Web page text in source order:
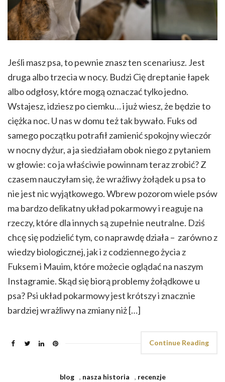
Jeśli masz psa, to pewnie znasz ten scenariusz. Jest
druga albo trzecia w nocy. Budzi Cię dreptanie łapek
albo odgłosy, które mogą oznaczać tylko jedno.
Wstajesz, idziesz po ciemku… i już wiesz, że będzie to
ciężka noc. U nas w domu też tak bywało. Fuks od
samego początku potrafił zamienić spokojny wieczór
w nocny dyżur, a ja siedziałam obok niego z pytaniem
w głowie: co ja właściwie powinnam teraz zrobić? Z
czasem nauczyłam się, że wrażliwy żołądek u psa to
nie jest nic wyjątkowego. Wbrew pozorom wiele psów
ma bardzo delikatny układ pokarmowy i reaguje na
rzeczy, które dla innych są zupełnie neutralne. Dziś
chcę się podzielić tym, co naprawdę działa – zarówno z
wiedzy biologicznej, jak i z codziennego życia z
Fuksem i Mauim, które możecie oglądać na naszym
Instagramie. Skąd się biorą problemy żołądkowe u
psa? Psi układ pokarmowy jest krótszy i znacznie
bardziej wrażliwy na zmiany niż […]
Continue Reading
blog , nasza historia , recenzje